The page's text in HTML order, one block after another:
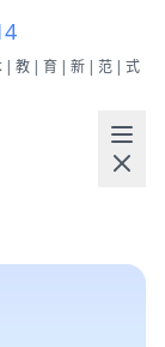
|教|育|新|范|式